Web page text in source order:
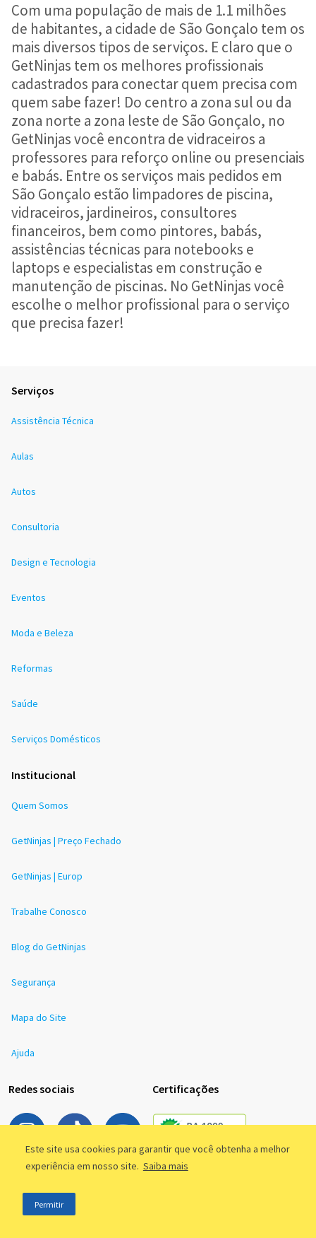
Este site usa cookies para garantir que você obtenha a melhor
experiência em nosso site. Saiba mais
Permitir
Com uma população de mais de 1.1 milhões
de habitantes, a cidade de São Gonçalo tem os
mais diversos tipos de serviços. E claro que o
GetNinjas tem os melhores profissionais
cadastrados para conectar quem precisa com
quem sabe fazer! Do centro a zona sul ou da
zona norte a zona leste de São Gonçalo, no
GetNinjas você encontra de vidraceiros a
professores para reforço online ou presenciais
e babás. Entre os serviços mais pedidos em
São Gonçalo estão limpadores de piscina,
vidraceiros, jardineiros, consultores
financeiros, bem como pintores, babás,
assistências técnicas para notebooks e
laptops e especialistas em construção e
manutenção de piscinas. No GetNinjas você
escolhe o melhor profissional para o serviço
que precisa fazer!
Serviços
Assistência Técnica
Aulas
Autos
Consultoria
Design e Tecnologia
Eventos
Moda e Beleza
Reformas
Saúde
Serviços Domésticos
Institucional
Quem Somos
GetNinjas | Preço Fechado
GetNinjas | Europ
Trabalhe Conosco
Blog do GetNinjas
Segurança
Mapa do Site
Ajuda
Redes sociais Certificações
Downloads